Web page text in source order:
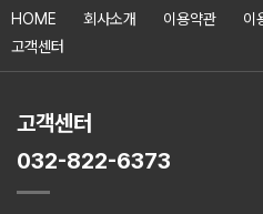
HOME 회사소개 이용약관 이
고객센터
고객센터
032-822-6373